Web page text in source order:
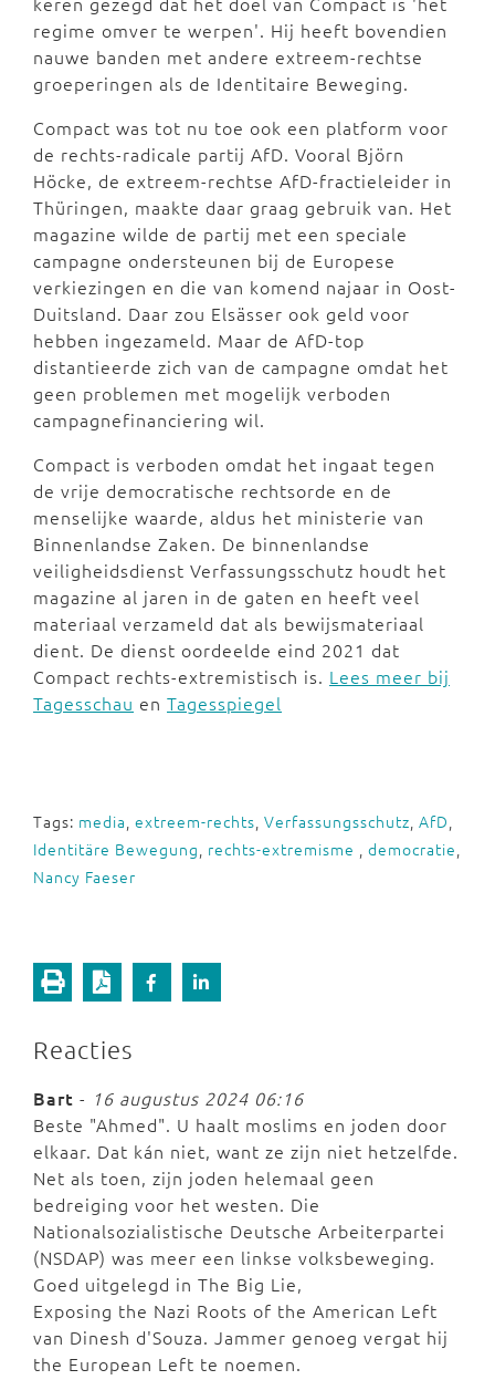
regime omver te werpen'. Hij heeft bovendien
nauwe banden met andere extreem-rechtse
groeperingen als de Identitaire Beweging.
Compact was tot nu toe ook een platform voor
de rechts-radicale partij AfD. Vooral Björn
Höcke, de extreem-rechtse AfD-fractieleider in
Thüringen, maakte daar graag gebruik van. Het
magazine wilde de partij met een speciale
campagne ondersteunen bij de Europese
verkiezingen en die van komend najaar in Oost-
Duitsland. Daar zou Elsässer ook geld voor
hebben ingezameld. Maar de AfD-top
distantieerde zich van de campagne omdat het
geen problemen met mogelijk verboden
campagnefinanciering wil.
Compact is verboden omdat het ingaat tegen
de vrije democratische rechtsorde en de
menselijke waarde, aldus het ministerie van
Binnenlandse Zaken. De binnenlandse
veiligheidsdienst Verfassungsschutz houdt het
magazine al jaren in de gaten en heeft veel
materiaal verzameld dat als bewijsmateriaal
dient. De dienst oordeelde eind 2021 dat
Compact rechts-extremistisch is. Lees meer bij
Tagesschau en Tagesspiegel
Tags: media, extreem-rechts, Verfassungsschutz, AfD,
Identitäre Bewegung, rechts-extremisme , democratie,
Nancy Faeser
Reacties
Bart - 16 augustus 2024 06:16
Beste "Ahmed". U haalt moslims en joden door
elkaar. Dat kán niet, want ze zijn niet hetzelfde.
Net als toen, zijn joden helemaal geen
bedreiging voor het westen. Die
Nationalsozialistische Deutsche Arbeiterpartei
(NSDAP) was meer een linkse volksbeweging.
Goed uitgelegd in The Big Lie,
Exposing the Nazi Roots of the American Left
van Dinesh d'Souza. Jammer genoeg vergat hij
the European Left te noemen.